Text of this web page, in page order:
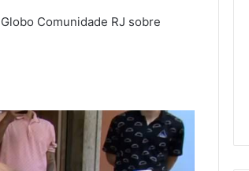
Comunidade RJ sobre